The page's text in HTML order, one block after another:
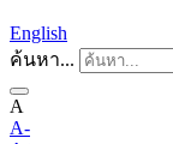
English
ค้นหา...
A
A-